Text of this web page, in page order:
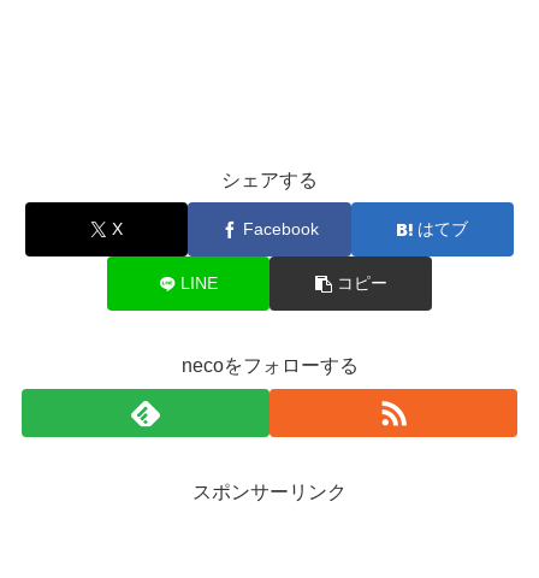
シェアする
X Facebook はてブ
LINE コピー
necoをフォローする
スポンサーリンク